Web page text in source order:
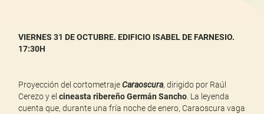
VIERNES 31 DE OCTUBRE. EDIFICIO ISABEL DE FARNESIO.
17:30H
Proyección del cortometrajeCaraoscura, dirigido por Raúl
Cerezo y elcineasta ribereño Germán Sancho . La leyenda
cuenta que, durante una fría noche de enero, Caraoscura vaga